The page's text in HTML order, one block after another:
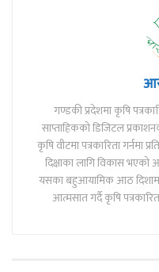
गण्डकी प्रदेशमा कृषि
साप्ताहिकको डिजिटल
कृषि वीटमा पत्रकारिता गर्नमा
दिक्षाका लागि विकास
यसका बहुआयामिक आठ
आत्मसात गर्दै कृषि